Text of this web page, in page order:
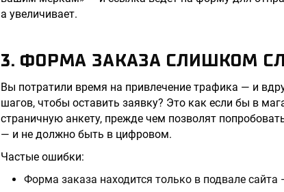
а увеличивает.
3. ФОРМА ЗАКАЗА СЛИШКОМ
Вы потратили время на привлечение трафика — и
шагов, чтобы оставить заявку? Это как если бы в
страничную анкету, прежде чем позволят
— и не должно быть в цифровом.
Частые ошибки:
Форма заказа находится только в подвале сайта